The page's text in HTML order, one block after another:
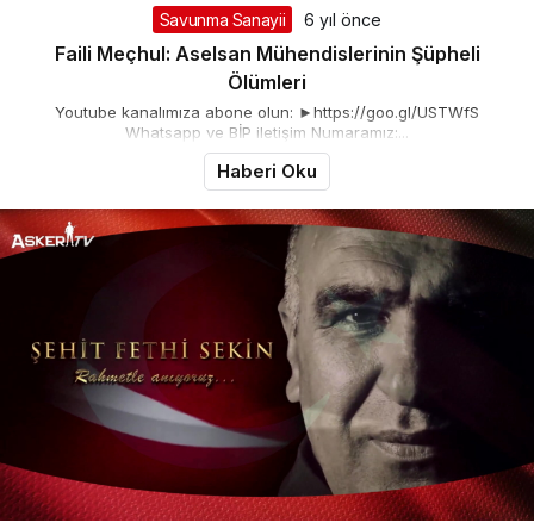
Savunma Sanayii 6 yıl önce
Faili Meçhul: Aselsan Mühendislerinin Şüpheli
Ölümleri
Youtube kanalımıza abone olun: ►https://goo.gl/USTWfS
Whatsapp ve BİP iletişim Numaramız:...
Haberi Oku